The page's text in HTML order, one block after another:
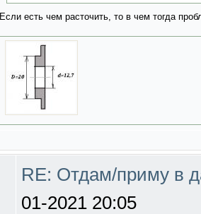
Если есть чем расточить, то в чем тогда
RE: Отдам/приму в
01-2021 20:05